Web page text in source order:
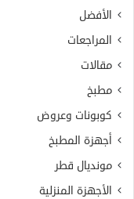
الأفضل
المراجعات
مقالات
مطبخ
كوبونات وعروض
أجهزة المطبخ
مونديال قطر
الأجهزة المنزلية